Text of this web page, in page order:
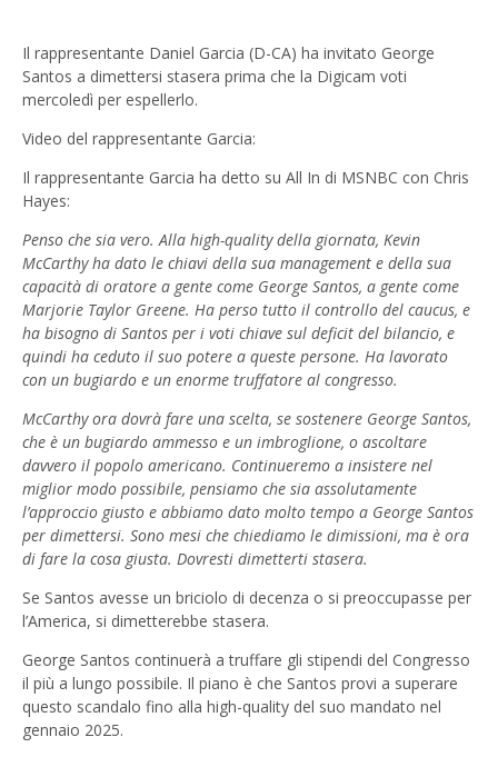
Il rappresentante Daniel Garcia (D-CA) ha invitato George
Santos a dimettersi stasera prima che la Digicam voti
mercoledì per espellerlo.
Video del rappresentante Garcia:
Il rappresentante Garcia ha detto su All In di MSNBC con Chris
Hayes:
Penso che sia vero. Alla high-quality della giornata, Kevin
McCarthy ha dato le chiavi della sua management e della sua
capacità di oratore a gente come George Santos, a gente come
Marjorie Taylor Greene. Ha perso tutto il controllo del caucus, e
ha bisogno di Santos per i voti chiave sul deficit del bilancio, e
quindi ha ceduto il suo potere a queste persone. Ha lavorato
con un bugiardo e un enorme truffatore al congresso.
McCarthy ora dovrà fare una scelta, se sostenere George Santos,
che è un bugiardo ammesso e un imbroglione, o ascoltare
davvero il popolo americano. Continueremo a insistere nel
miglior modo possibile, pensiamo che sia assolutamente
l’approccio giusto e abbiamo dato molto tempo a George Santos
per dimettersi. Sono mesi che chiediamo le dimissioni, ma è ora
di fare la cosa giusta. Dovresti dimetterti stasera.
Se Santos avesse un briciolo di decenza o si preoccupasse per
l’America, si dimetterebbe stasera.
George Santos continuerà a truffare gli stipendi del Congresso
il più a lungo possibile. Il piano è che Santos provi a superare
questo scandalo fino alla high-quality del suo mandato nel
gennaio 2025.